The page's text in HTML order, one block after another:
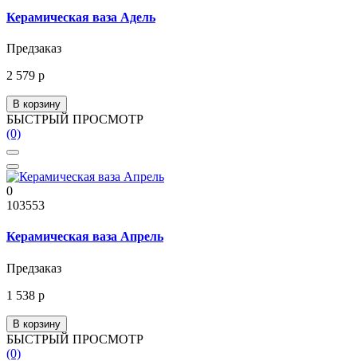
Керамическая ваза Адель
Предзаказ
2 579 р
В корзину
БЫСТРЫЙ ПРОСМОТР
(0)
0
103553
Керамическая ваза Апрель
Предзаказ
1 538 р
В корзину
БЫСТРЫЙ ПРОСМОТР
(0)